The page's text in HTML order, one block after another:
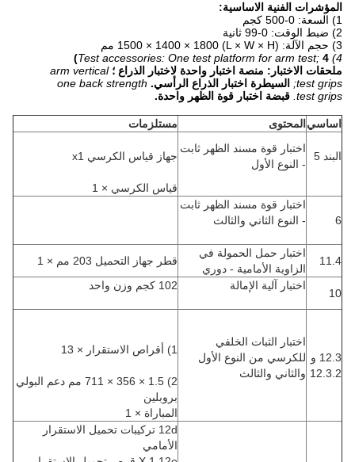
المؤشرات الفنية الاساسية:
1) السعة: 0-500 كجم
2) ضبط الوقت: 0-99 ثانية
3) حجم الآلة: (L × W × H) 1500 × 1400 × 1800 مم
4) Test accessories: One test platform for arm test;
4)
ملحقات الاختبار: منصة اختبار واحدة لاختبار الذراع ؛ arm vertical
test grips;
السيطرة اختبار الذراع الرأسي. one back strength
test grips. قبضة اختبار قوة الظهر واحدة.
اساسي المحتوى مستلزمات
البند 5
اختبار قوة مسند الظهر ثابت
- النوع الأول
جهاز قياس الكرسي x1
قياس الكرسي × 1
6
اختبار قوة مسند الظهر ثابت
- النوع الثاني والثالث
11.4
اختبار حمل الحمولة في
الزاوية الأمامية - دوري
قطر جهاز التحميل 203 مم × 1
10
اختبار آلية الإمالة 102 كجم وزن واحد
12.3 و
12.3.2
اختبار الثبات الخلفي
للكرسي من النوع الأول
والثاني والثالث
1) أقراص الاستقرار × 13
2) 1.5 × 356 × 711 مم دعم البولي
بروبلين
المباراة × 1
12d تركيبات تحميل الاستقرار
الأمامي